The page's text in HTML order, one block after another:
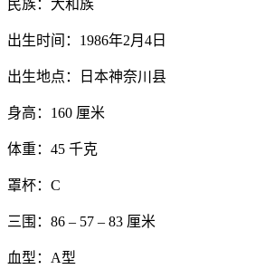
民族：大和族
出生时间：1986年2月4日
出生地点：日本神奈川县
身高：160 厘米
体重：45 千克
罩杯：C
三围：86 – 57 – 83 厘米
血型：A型